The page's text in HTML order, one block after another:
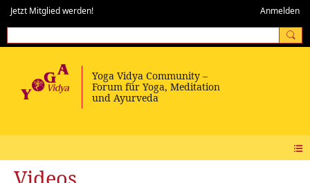
Jetzt Mitglied werden! Anmelden